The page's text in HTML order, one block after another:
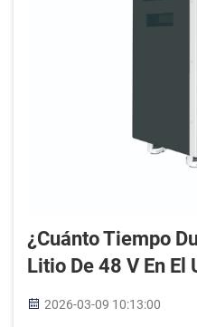
¿Cuánto Tiempo
Litio De 48 V En El
2026-03-09 10:13:00